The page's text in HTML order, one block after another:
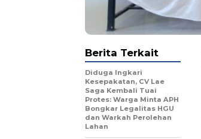
Berita Terkait
Diduga Ingkari
Kesepakatan, CV Lae
Saga Kembali Tuai
Protes: Warga Minta APH
Bongkar Legalitas HGU
dan Warkah Perolehan
Lahan